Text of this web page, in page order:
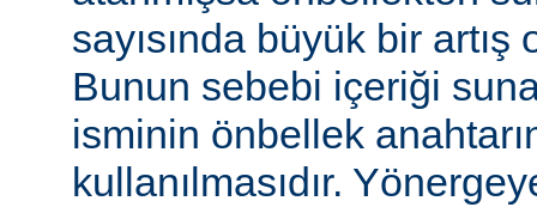
sayısında büyük bir
Bunun sebebi içeriği
isminin önbellek
kullanılmasıdır.